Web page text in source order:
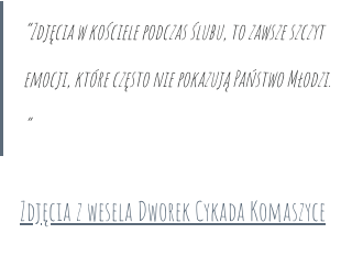
“Zdjęcia w kościele podczas ślubu, to zawsze szczyt
emocji, które często nie pokazują Państwo Młodzi.
”
Zdjęcia z wesela Dworek Cykada Komaszyce